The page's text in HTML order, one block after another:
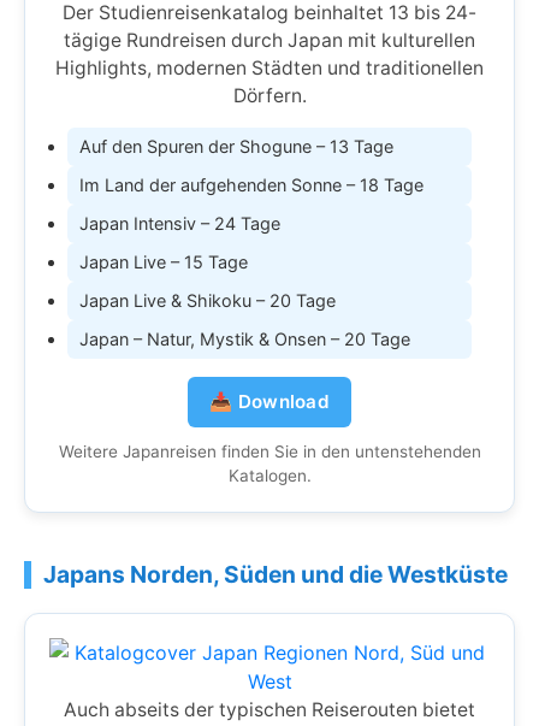
Der Studienreisenkatalog beinhaltet 13 bis 24-
tägige Rundreisen durch Japan mit kulturellen
Highlights, modernen Städten und traditionellen
Dörfern.
Auf den Spuren der Shogune – 13 Tage
Im Land der aufgehenden Sonne – 18 Tage
Japan Intensiv – 24 Tage
Japan Live – 15 Tage
Japan Live & Shikoku – 20 Tage
Japan – Natur, Mystik & Onsen – 20 Tage
📥 Download
Weitere Japanreisen finden Sie in den untenstehenden
Katalogen.
Japans Norden, Süden und die Westküste
Auch abseits der typischen Reiserouten bietet